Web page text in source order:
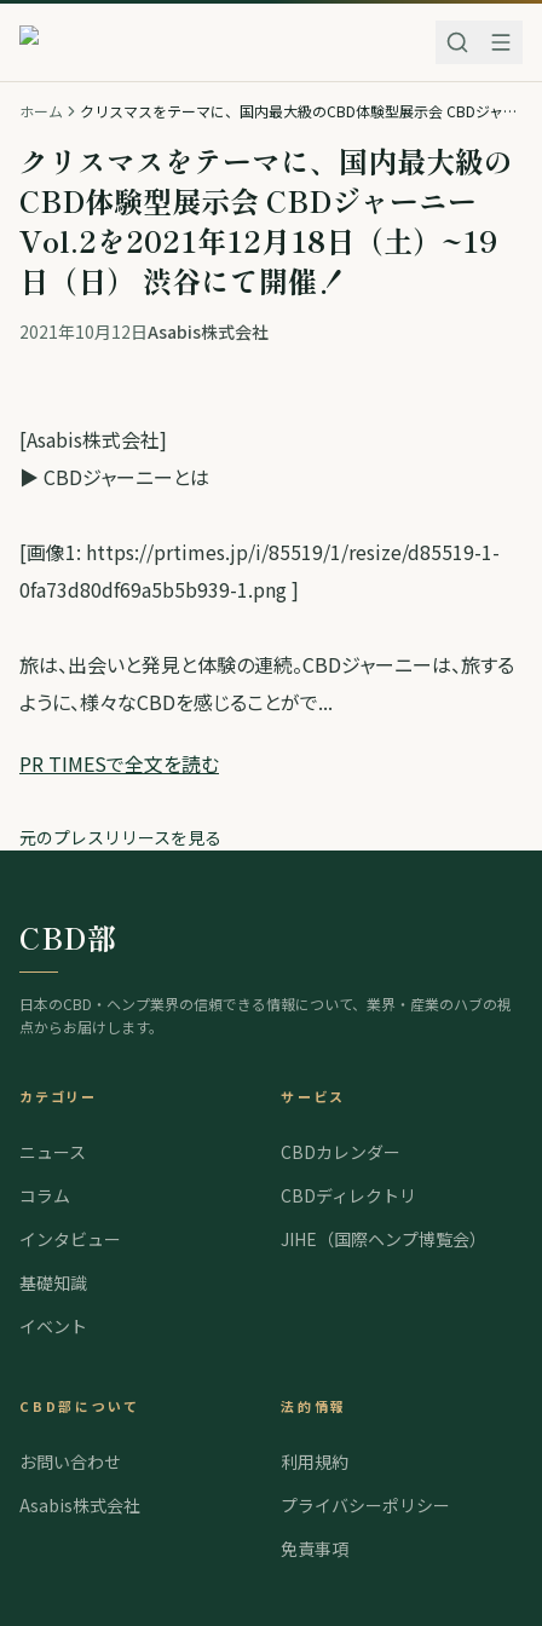
ホーム クリスマスをテーマに、国内最大級のCBD体験型展示会 CBDジャーニー Vol.2を2021年12月18日（土）~19日（日） 渋谷にて開催！
クリスマスをテーマに、国内最大級の
CBD体験型展示会 CBDジャーニー
Vol.2を2021年12月18日（土）~19
日（日） 渋谷にて開催！
2021年10月12日Asabis株式会社
[Asabis株式会社]
▶︎ CBDジャーニーとは
[画像1: https://prtimes.jp/i/85519/1/resize/d85519-1-
0fa73d80df69a5b5b939-1.png ]
旅は、出会いと発見と体験の連続。CBDジャーニーは、旅する
ように、様々なCBDを感じることがで...
PR TIMESで全文を読む
元のプレスリリースを見る
CBD部
日本のCBD・ヘンプ業界の信頼できる情報について、業界・産業のハブの視
点からお届けします。
カテゴリー
ニュース
コラム
インタビュー
基礎知識
イベント
サービス
CBDカレンダー
CBDディレクトリ
JIHE（国際ヘンプ博覧会）
CBD部について
お問い合わせ
Asabis株式会社
法的情報
利用規約
プライバシーポリシー
免責事項